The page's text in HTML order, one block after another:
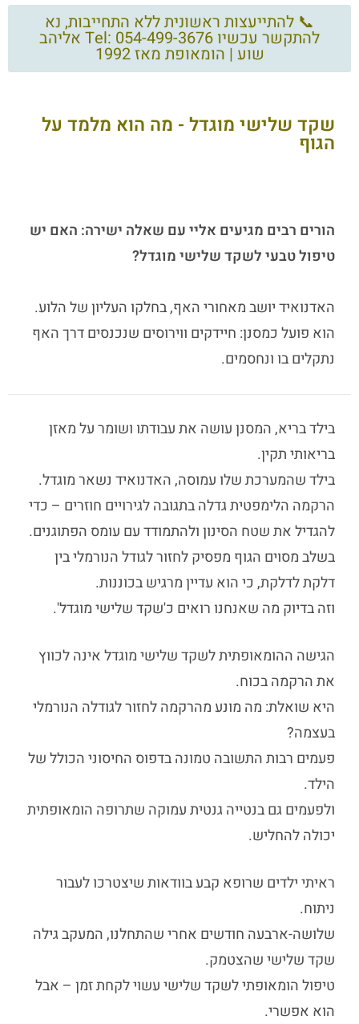
📞 להתייעצות ראשונית ללא התחייבות, נא
להתקשר עכשיו Tel: 054-499-3676 אליהב
שוע | הומאופת מאז 1992
שקד שלישי מוגדל - מה הוא מלמד על
הגוף
הורים רבים מגיעים אליי עם שאלה ישירה: האם יש
טיפול טבעי לשקד שלישי מוגדל?
האדנואיד יושב מאחורי האף, בחלקו העליון של הלוע.
הוא פועל כמסנן: חיידקים ווירוסים שנכנסים דרך האף
נתקלים בו ונחסמים.
בילד בריא, המסנן עושה את עבודתו ושומר על מאזן
בריאותי תקין.
בילד שהמערכת שלו עמוסה, האדנואיד נשאר מוגדל.
הרקמה הלימפטית גדלה בתגובה לגירויים חוזרים – כדי
להגדיל את שטח הסינון ולהתמודד עם עומס הפתוגנים.
בשלב מסוים הגוף מפסיק לחזור לגודל הנורמלי בין
דלקת לדלקת, כי הוא עדיין מרגיש בכוננות.
וזה בדיוק מה שאנחנו רואים כ'שקד שלישי מוגדל'.
הגישה ההומאופתית לשקד שלישי מוגדל אינה לכווץ
את הרקמה בכוח.
היא שואלת: מה מונע מהרקמה לחזור לגודלה הנורמלי
בעצמה?
פעמים רבות התשובה טמונה בדפוס החיסוני הכולל של
הילד.
ולפעמים גם בנטייה גנטית עמוקה שתרופה הומאופתית
יכולה להחליש.
ראיתי ילדים שרופא קבע בוודאות שיצטרכו לעבור
ניתוח.
שלושה-ארבעה חודשים אחרי שהתחלנו, המעקב גילה
שקד שלישי שהצטמק.
טיפול הומאופתי לשקד שלישי עשוי לקחת זמן – אבל
הוא אפשרי.